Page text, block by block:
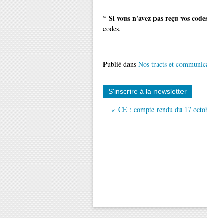
* Si vous n'avez pas reçu vos
codes.
Publié dans Nos tracts et
S'inscrire à la newsletter
CE : compte rendu du 17